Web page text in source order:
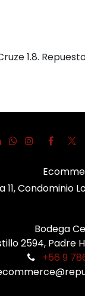
1.8.
11, Condominio
Bodega
2594, Padre
+56 9